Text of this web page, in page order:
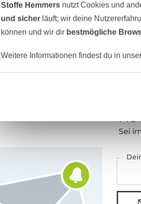
Sei
Stoffe Hemmers nutzt Cookies und
und sicherläuft; wir deine
können und wir dir bestmögliche
Weitere Informationen findest du in